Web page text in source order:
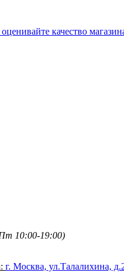
10:00-19:00)
г. Москва, ул.Талалихина,